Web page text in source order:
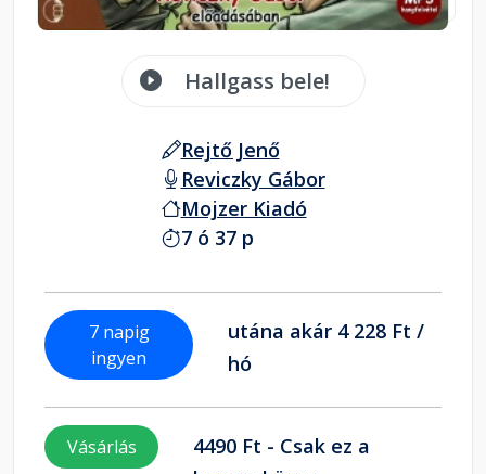
Hallgass bele!
Rejtő Jenő
Reviczky Gábor
Mojzer Kiadó
7 ó 37 p
7 napig
ingyen
utána akár 4 228 Ft /
hó
Vásárlás
4490 Ft - Csak ez a